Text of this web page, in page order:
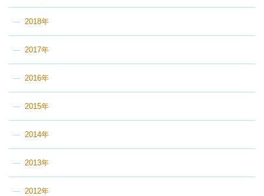
2018年
2017年
2016年
2015年
2014年
2013年
2012年